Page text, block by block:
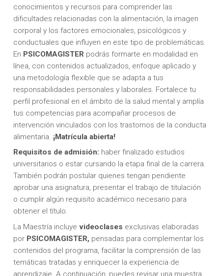
conocimientos y recursos para comprender las
dificultades relacionadas con la alimentación, la imagen
corporal y los factores emocionales, psicológicos y
conductuales que influyen en este tipo de problemáticas.
En PSICOMAGISTER podrás formarte en modalidad en
línea, con contenidos actualizados, enfoque aplicado y
una metodología flexible que se adapta a tus
responsabilidades personales y laborales. Fortalece tu
perfil profesional en el ámbito de la salud mental y amplía
tus competencias para acompañar procesos de
intervención vinculados con los trastornos de la conducta
alimentaria. ¡Matrícula abierta!
Requisitos de admisión: haber finalizado estudios
universitarios o estar cursando la etapa final de la carrera.
También podrán postular quienes tengan pendiente
aprobar una asignatura, presentar el trabajo de titulación
o cumplir algún requisito académico necesario para
obtener el título.
La Maestría incluye videoclases exclusivas elaboradas
por PSICOMAGISTER,pensadas para complementar los
contenidos del programa, facilitar la comprensión de las
temáticas tratadas y enriquecer la experiencia de
aprendizaje. A continuación, puedes revisar una muestra